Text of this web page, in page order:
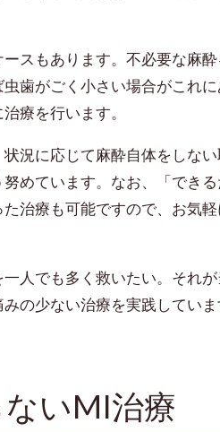
スもあります。不必要な麻
歯がごく小さい場合がこれ
療を行います。
況に応じて麻酔自体をしな
めています。なお、「でき
治療も可能ですので、お気軽
人でも多く救いたい。それ
の少ない治療を実践していま
いMI治療